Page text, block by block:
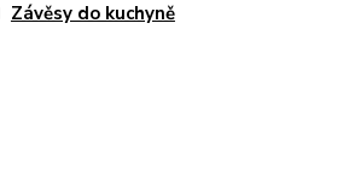
Závěsy do kuchyně